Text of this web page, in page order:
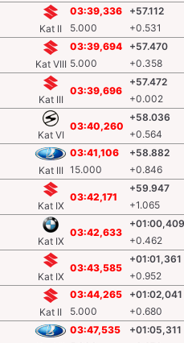
Kat II
03:39,336
5.000
+57.112
+0.531
Kat VIII
03:39,694
5.000
+57.470
+0.358
Kat III
03:39,696
+57.472
+0.002
Kat VI
03:40,260
+58.036
+0.564
Kat III
03:41,106
15.000
+58.882
+0.846
Kat IX
03:42,171
+59.947
+1.065
Kat IX
03:42,633
+01:00,409
+0.462
Kat IX
03:43,585
+01:01,361
+0.952
Kat II
03:44,265
5.000
+01:02,041
+0.680
03:47,535
+01:05,311